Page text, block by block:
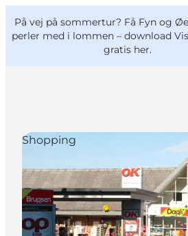
På vej på sommertur? Få Fyn og
perler med i lommen – download
gratis her.
Oplevelser
Outdoor
Mad og drikke
Overnatning
Book lokale oplevelser
VisitFyn
Deutsch
Shopping